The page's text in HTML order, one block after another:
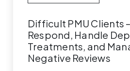
Difficult PMU Clients
Respond, Handle
Treatments, and
Negative Reviews